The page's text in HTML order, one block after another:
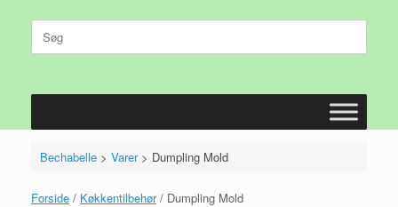
Søg
efter:
Bechabelle> Varer> Dumpling Mold
Forside / Køkkentilbehør/ Dumpling Mold